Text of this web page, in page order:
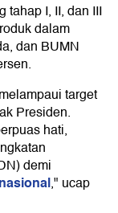
tahap I, II, dan III
dalam
dan BUMN
target
Presiden.
hati,
demi
," ucap